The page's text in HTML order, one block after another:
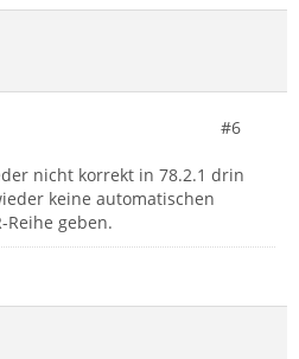
#6
nicht korrekt in 78.2.1 drin
keine automatischen
Reihe geben.